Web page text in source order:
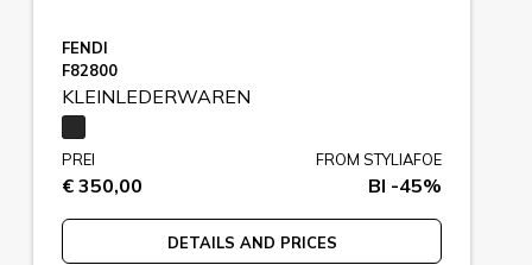
FENDI
F82800
KLEINLEDERWAREN
PREI
€ 350,00
FROM STYLIAFOE
BI -45%
DETAILS AND PRICES